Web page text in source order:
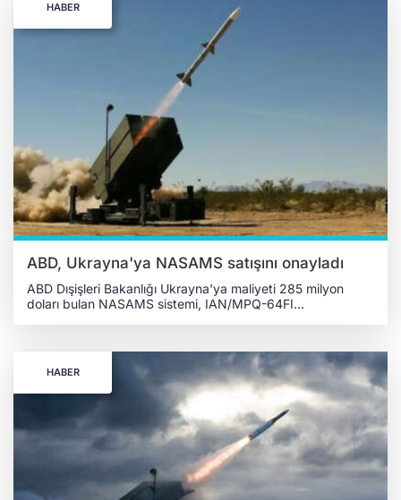
sürecinde olduklarını ve yerel sanayiyle ortaklık kurma
konusunda yoğun görüşmeler gerçekleştirdiklerini belirtti.
Lie, öncelikli hedeflerinin Ukrayna'daki yerel teknolojilerle
NASAMS sistemi için füze üretim kapasitesini artırmak
olduğunu ifade etti. Ayrıca, üretimin "yüzlerce füze"
şeklinde büyük ölçekli olacağına dikkat çekti. Şirket, bu
ortak girişimlerin birkaç ay içinde kurulmasını planlıyor. Öte
yandan, şirketin Ukrayna'nın sanayi kapasitesini kullanarak
güçlü bir üretim altyapısı oluşturmayı hedeflediği ve ülkenin
savunma alanındaki yeniliklere katkıda bulunmayı
amaçladığı aktarıldı. Lie, savaş sonrası Ukrayna'nın hava
savunma füzelerinin, tedarik zincirinin bir parçası
olabileceğini de vurguladı.
HABER
ABD, Ukrayna'ya NASAMS satışını onayladı
ABD Dışişleri Bakanlığı Ukrayna'ya maliyeti 285 milyon
doları bulan NASAMS sistemi, IAN/MPQ-64FI
onayladı. Pentagon'a bağlı Savunma Güvenlik ve İşbirliği
Ajansından (DSCA) yapılan açıklamada, "Onaylanan bu
satış, Avrupa'da siyasi istikrar ve ekonomik ilerleme için bir
güç olacak. Ayrıca bu karar ABD'nin dış politika ve ulusal
güvenlik hedefleriyle de uyuşuyor" ifadeleri kullanıldı.
UKRAYNA'NIN HAVA SAVUNMASINA YARDIMCI OLACAK
ABD, Ukrayna'nın Rusya'dan gelen füze saldırılarına karşı
savunma kapasitesini artırmaya ihtiyacı olduğunu
vurguladı. Bu yönde, Ukrayna'nın hava savunması
anlamında kapasitesini artırması ve kritik altyapılarını
HABER